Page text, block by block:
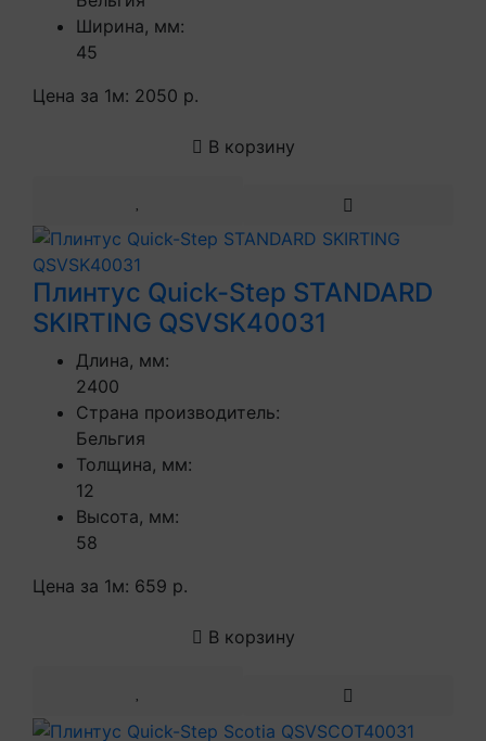
Ширина, мм:
45
Цена за 1м: 2050 р.
В корзину
Плинтус Quick-Step STANDARD
SKIRTING QSVSK40031
Длина, мм:
2400
Страна производитель:
Бельгия
Толщина, мм:
12
Высота, мм:
58
Цена за 1м: 659 р.
В корзину